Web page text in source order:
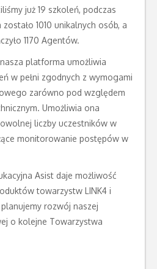
już 19 szkoleń, podczas
1010 unikalnych osób, a
1170 Agentów.
platforma umożliwia
w pełni zgodnych z wymogami
zarówno pod względem
Umożliwia ona
liczby uczestników w
monitorowanie postępów w
Asist daje możliwość
towarzystw LINK4 i
rozwój naszej
o kolejne Towarzystwa